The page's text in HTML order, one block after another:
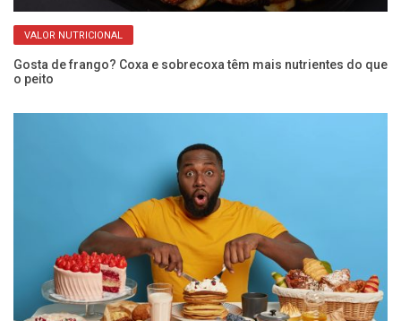
VALOR NUTRICIONAL
Gosta de frango? Coxa e sobrecoxa têm mais nutrientes do que
o peito